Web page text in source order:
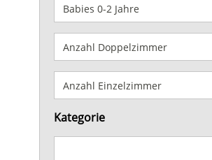
Kategorie